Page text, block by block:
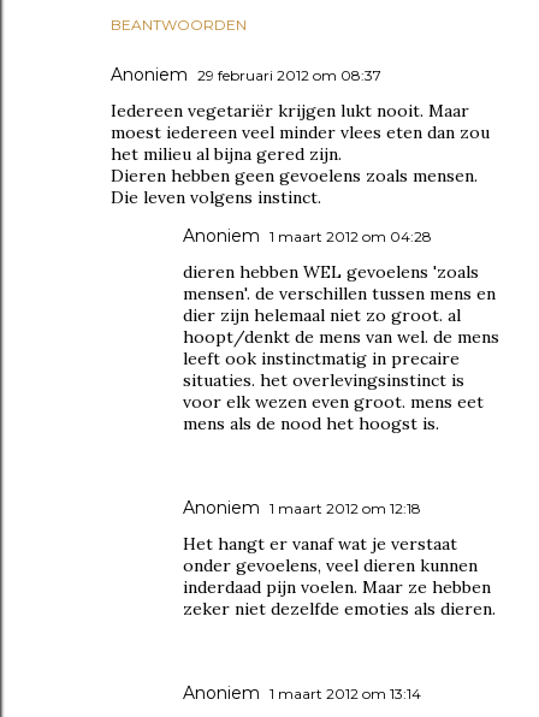
BEANTWOORDEN
Anoniem 29 februari 2012 om 08:37
Iedereen vegetariër krijgen lukt nooit. Maar
moest iedereen veel minder vlees eten dan zou
het milieu al bijna gered zijn.
Dieren hebben geen gevoelens zoals mensen.
Die leven volgens instinct.
Anoniem 1 maart 2012 om 04:28
dieren hebben WEL gevoelens 'zoals
mensen'. de verschillen tussen mens en
dier zijn helemaal niet zo groot. al
hoopt/denkt de mens van wel. de mens
leeft ook instinctmatig in precaire
situaties. het overlevingsinstinct is
voor elk wezen even groot. mens eet
mens als de nood het hoogst is.
Anoniem 1 maart 2012 om 12:18
Het hangt er vanaf wat je verstaat
onder gevoelens, veel dieren kunnen
inderdaad pijn voelen. Maar ze hebben
zeker niet dezelfde emoties als dieren.
Anoniem 1 maart 2012 om 13:14